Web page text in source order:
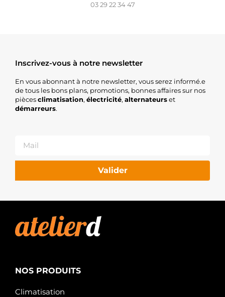
03 29 22 34 47
Inscrivez-vous à notre newsletter
En vous abonnant à notre newsletter, vous serez informé.e
de tous les bons plans, promotions, bonnes affaires sur nos
piècesclimatisation, électricité, alternateurset
démarreurs.
Valider
NOS PRODUITS
Climatisation